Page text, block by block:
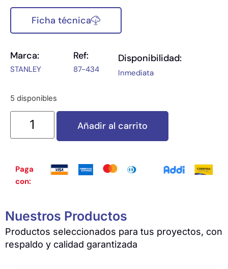
Ficha técnica
Marca:
STANLEY
Ref:
87-434
Disponibilidad:
Inmediata
5 disponibles
Añadir al carrito
Paga
con:
Nuestros Productos
Productos seleccionados para tus proyectos, con
respaldo y calidad garantizada